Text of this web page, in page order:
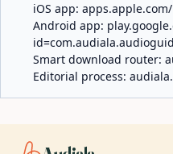
iOS app:
Android app:
Smart download router:
Editorial process: